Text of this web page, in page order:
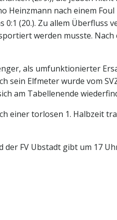
Heinzmann nach einem
0:1 (20.). Zu allem Überfluss
werden musste.
als umfunktionierter
sein Elfmeter wurde vom
am Tabellenende
einer torlosen 1. Halbzeit
der FV Ubstadt gibt um 17